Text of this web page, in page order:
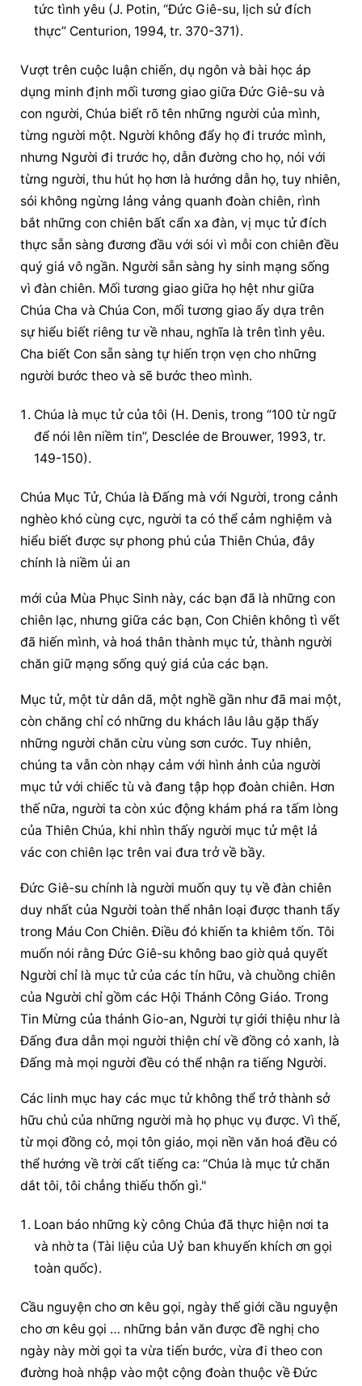
tức tình yêu (J. Potin, “Đức Giê-su, lịch sử đích
thực” Centurion, 1994, tr. 370-371).
Vượt trên cuộc luận chiến, dụ ngôn và bài học áp
dụng minh định mối tương giao giữa Đức Giê-su và
con người, Chúa biết rõ tên những người của mình,
từng người một. Người không đẩy họ đi trước mình,
nhưng Người đi trước họ, dẫn đường cho họ, nói với
từng người, thu hút họ hơn là hướng dẫn họ, tuy nhiên,
sói không ngừng lảng vảng quanh đoàn chiên, rình
bắt những con chiên bất cẩn xa đàn, vị mục tử đích
thực sẵn sàng đương đầu với sói vì mỗi con chiên đều
quý giá vô ngần. Người sẵn sàng hy sinh mạng sống
vì đàn chiên. Mối tương giao giữa họ hệt như giữa
Chúa Cha và Chúa Con, mối tương giao ấy dựa trên
sự hiểu biết riêng tư về nhau, nghĩa là trên tình yêu.
Cha biết Con sẵn sàng tự hiến trọn vẹn cho những
người bước theo và sẽ bước theo mình.
Chúa là mục tử của tôi (H. Denis, trong “100 từ ngữ
để nói lên niềm tin”, Desclée de Brouwer, 1993, tr.
149-150).
Chúa Mục Tử, Chúa là Đấng mà với Người, trong cảnh
nghèo khó cùng cực, người ta có thể cảm nghiệm và
hiểu biết được sự phong phú của Thiên Chúa, đây
chính là niềm ủi an
mới của Mùa Phục Sinh này, các bạn đã là những con
chiên lạc, nhưng giữa các bạn, Con Chiên không tì vết
đã hiến mình, và hoá thân thành mục tử, thành người
chăn giữ mạng sống quý giá của các bạn.
Mục tử, một từ dân dã, một nghề gần như đã mai một,
còn chăng chỉ có những du khách lâu lâu gặp thấy
những người chăn cừu vùng sơn cước. Tuy nhiên,
chúng ta vẫn còn nhạy cảm với hình ảnh của người
mục tử với chiếc tù và đang tập họp đoàn chiên. Hơn
thế nữa, người ta còn xúc động khám phá ra tấm lòng
của Thiên Chúa, khi nhìn thấy người mục tử mệt lả
vác con chiên lạc trên vai đưa trở về bầy.
Đức Giê-su chính là người muốn quy tụ về đàn chiên
duy nhất của Người toàn thể nhân loại được thanh tẩy
trong Máu Con Chiên. Điều đó khiến ta khiêm tốn. Tôi
muốn nói rằng Đức Giê-su không bao giờ quả quyết
Người chỉ là mục tử của các tín hữu, và chuồng chiên
của Người chỉ gồm các Hội Thánh Công Giáo. Trong
Tin Mừng của thánh Gio-an, Người tự giới thiệu như là
Đấng đưa dẫn mọi người thiện chí về đồng cỏ xanh, là
Đấng mà mọi người đều có thể nhận ra tiếng Người.
Các linh mục hay các mục tử không thể trở thành sở
hữu chủ của những người mà họ phục vụ được. Vì thế,
từ mọi đồng cỏ, mọi tôn giáo, mọi nền văn hoá đều có
thể hướng về trời cất tiếng ca: “Chúa là mục tử chăn
dắt tôi, tôi chẳng thiếu thốn gì."
Loan báo những kỳ công Chúa đã thực hiện nơi ta
và nhờ ta (Tài liệu của Uỷ ban khuyến khích ơn gọi
toàn quốc).
Cầu nguyện cho ơn kêu gọi, ngày thế giới cầu nguyện
cho ơn kêu gọi … những bản văn được đề nghị cho
ngày này mời gọi ta vừa tiến bước, vừa đi theo con
đường hoà nhập vào một cộng đoàn thuộc về Đức